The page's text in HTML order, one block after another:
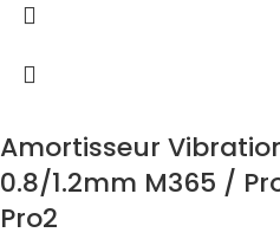
Amortisseur
0.8/1.2mm M365 /
Pro2